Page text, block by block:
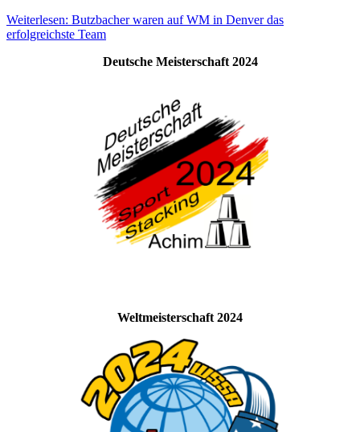
Weiterlesen: Butzbacher waren auf WM in Denver das
erfolgreichste Team
Deutsche Meisterschaft 2024
Weltmeisterschaft 2024